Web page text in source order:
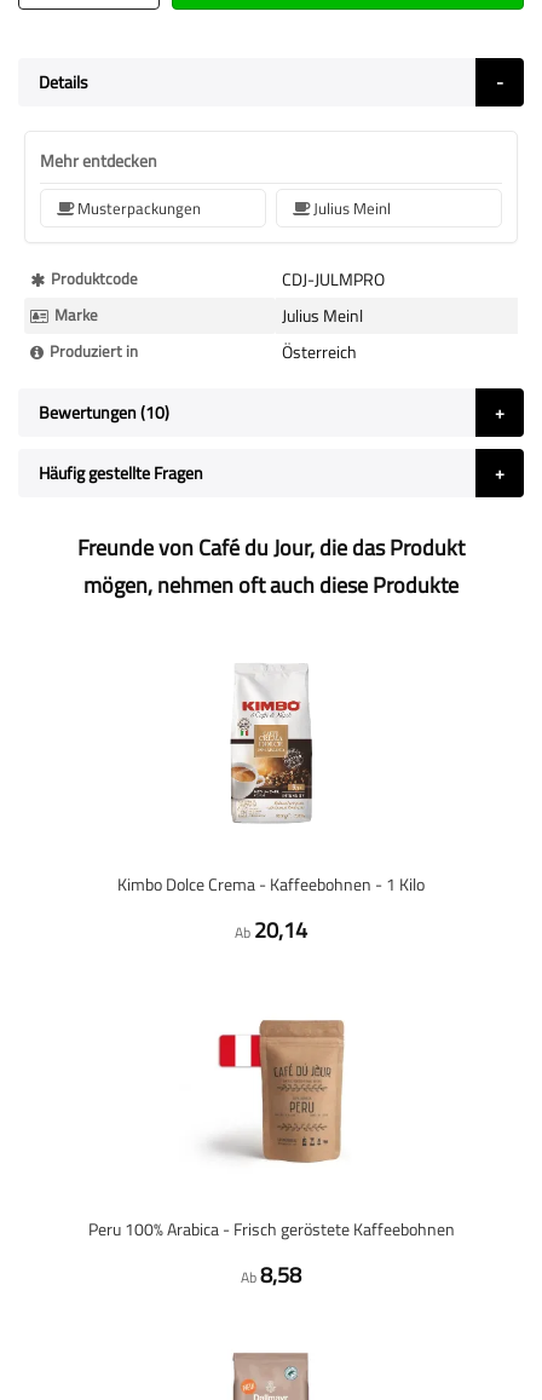
Details
Mehr entdecken
Musterpackungen Julius Meinl
Mehr
Informationen
Produktcode CDJ-JULMPRO
Marke Julius Meinl
Produziert in Österreich
Bewertungen 10
Häufig gestellte Fragen
Freunde von Café du Jour, die das Produkt
mögen, nehmen oft auch diese Produkte
Kimbo Dolce Crema - Kaffeebohnen - 1 Kilo
Ab 20,14
Peru 100% Arabica - Frisch geröstete Kaffeebohnen
Ab8,58